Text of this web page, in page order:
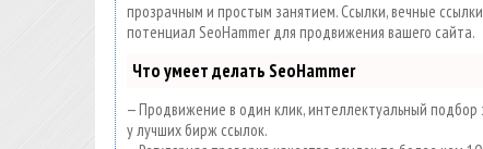
прозрачным и простым занятием. Ссылки, вечные
потенциал SeoHammer для продвижения вашего сайта.
Что умеет делать SeoHammer
— Продвижение в один клик, интеллектуальный подбор
у лучших бирж ссылок.